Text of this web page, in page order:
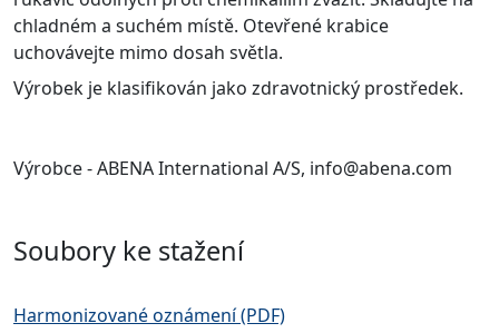
chladném a suchém místě. Otevřené krabice
uchovávejte mimo dosah světla.
Výrobek je klasifikován jako zdravotnický prostředek.
Výrobce - ABENA International A/S, info@abena.com
Soubory ke stažení
Harmonizované oznámení (PDF)